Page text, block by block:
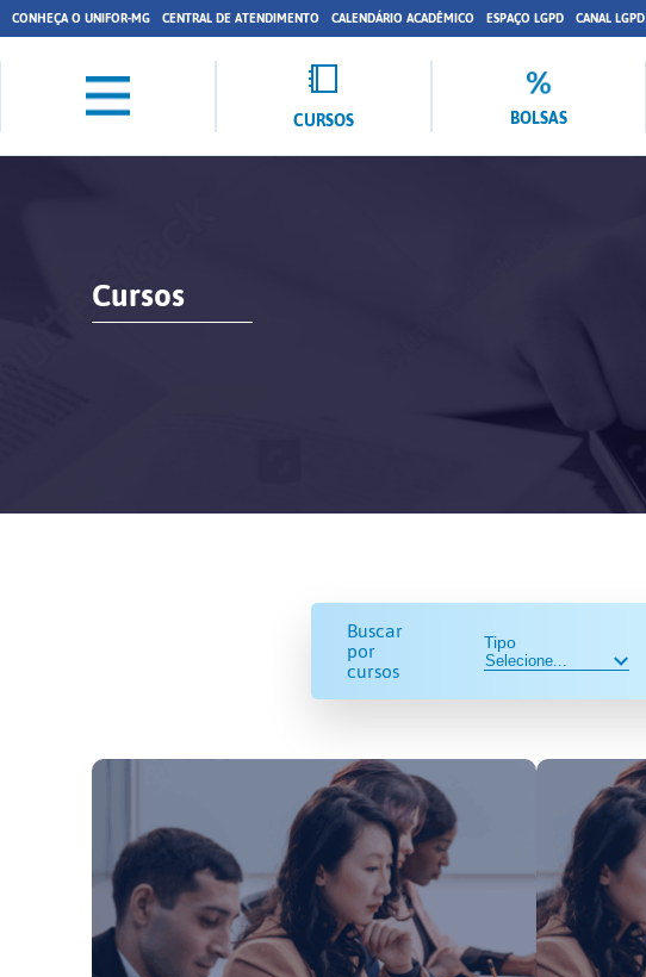
CONHEÇA O UNIFOR-MG CENTRAL DE ATENDIMENTO CALENDÁRIO ACADÊMICO ESPAÇO LGPD CANAL LGPD
CURSOS BOLSAS
Cursos
Buscar
por
cursos
Tipo